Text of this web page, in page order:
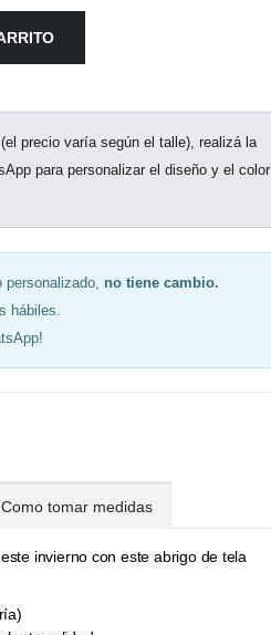
precio varía según el talle), realizá la
para personalizar el diseño y el color
no tiene cambio.
hábiles.
Como tomar medidas
invierno con este abrigo de tela